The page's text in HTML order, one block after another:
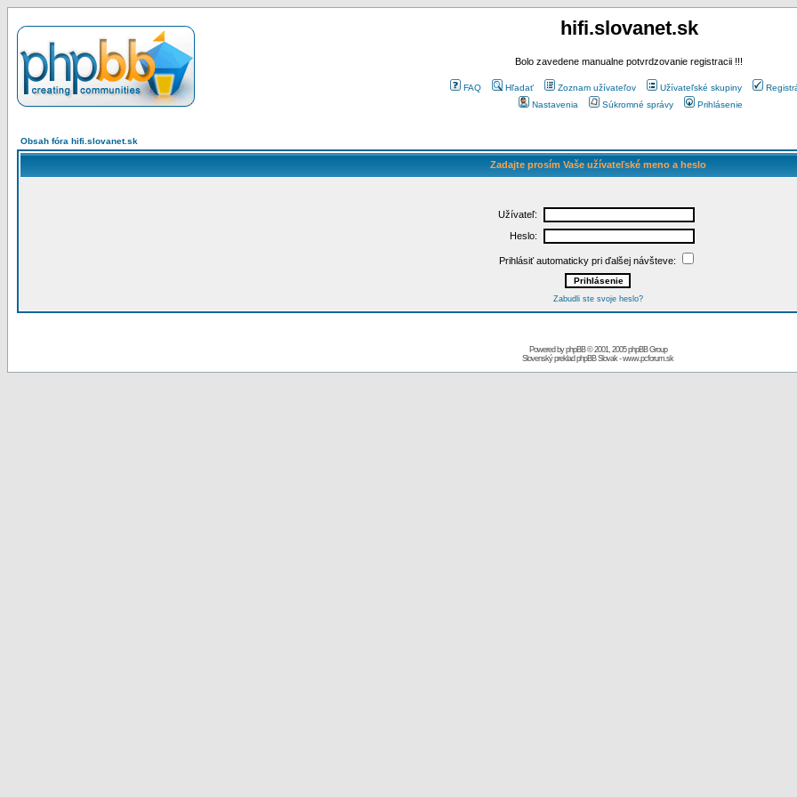
hifi.slovanet.sk
Bolo zavedene manualne potvrdzovanie registracii !!!
FAQ Hľadať Zoznam užívateľov Užívateľské skupiny
Nastavenia
Súkromné správy Prihlásenie
Obsah fóra hifi.slovanet.sk
Zadajte prosím Vaše užívateľské meno a heslo
Užívateľ:
Heslo:
Prihlásiť automaticky pri ďalšej návšteve:
Zabudli ste svoje heslo?
Powered byphpBB© 2001, 2005 phpBB Group
Slovenský preklad phpBB Slovak-www.pcforum.sk